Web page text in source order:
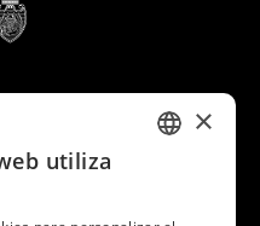
×
utiliza